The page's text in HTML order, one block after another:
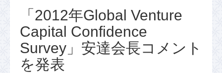
「2012年Global Venture
Capital Confidence
Survey」安達会長コメント
を発表